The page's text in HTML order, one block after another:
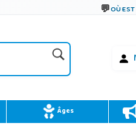
OÙ
Âges